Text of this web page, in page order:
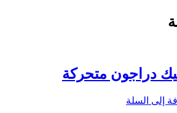
دراجون متحركة
إلى السلة